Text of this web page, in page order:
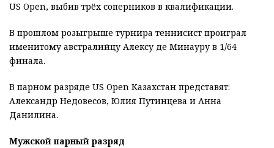
US Open, выбив трёх соперников в квалификации.
В прошлом розыгрыше турнира теннисист проиграл
именитому австралийцу Алексу де Минауру в 1/64
финала.
В парном разряде US Open Казахстан представят:
Александр Недовесов, Юлия Путинцева и Анна
Данилина.
Мужской парный разряд